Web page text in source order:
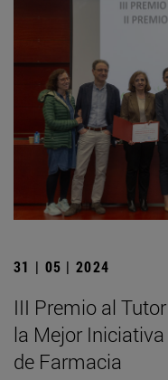
31 | 05 | 2024
III Premio al
la Mejor
de Farmacia